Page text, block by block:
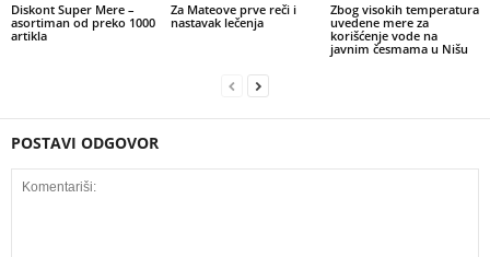
Diskont Super Mere –
asortiman od preko 1000
artikla
Za Mateove prve reči i
nastavak lečenja
Zbog visokih temperatura
uvedene mere za
korišćenje vode na
javnim česmama u Nišu
POSTAVI ODGOVOR